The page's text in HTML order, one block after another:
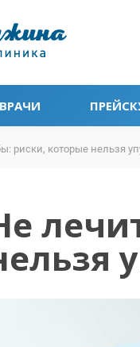
ВРАЧИ
риски, которые нельзя